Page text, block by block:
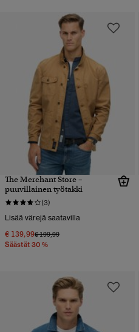
The Merchant Store –
puuvillainen työtakki
(3)
Lisää värejä saatavilla
€ 139,99Hinta alennettu hinnasta
€ 199,99hintaan
Säästät 30 %